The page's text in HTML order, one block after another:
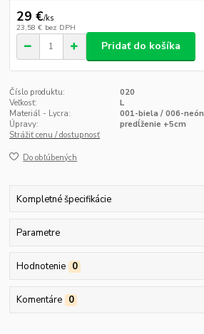
29 €/ks
23,58 € bez DPH
Pridať do košíka
Číslo produktu:
020
Veľkosť:
L
Materiál - Lycra:
001-biela / 006-neón
Úpravy:
predĺženie +5cm
Strážiť cenu / dostupnosť
Do obľúbených
Kompletné špecifikácie
Parametre
Hodnotenie 0
Komentáre 0